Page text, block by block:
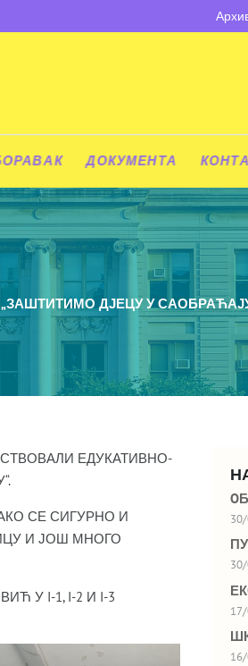
ДОКУМЕНТА
ДЈЕЦУ У
ЕДУКАТИВНО-
СЕ СИГУРНО И
И ЈОШ МНОГО
У I-1, I-2 И I-3